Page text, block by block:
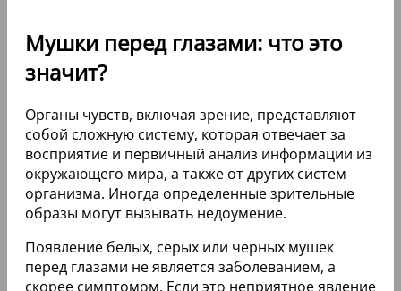
Мушки перед глазами: что это
значит?
Органы чувств, включая зрение, представляют
собой сложную систему, которая отвечает за
восприятие и первичный анализ информации из
окружающего мира, а также от других систем
организма. Иногда определенные зрительные
образы могут вызывать недоумение.
Появление белых, серых или черных мушек
перед глазами не является заболеванием, а
скорее симптомом. Если это неприятное явление